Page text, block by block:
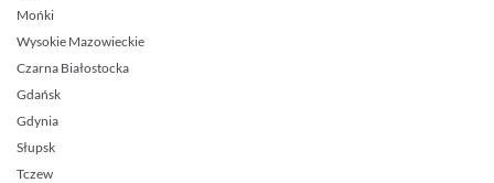
Mońki
Wysokie Mazowieckie
Czarna Białostocka
Gdańsk
Gdynia
Słupsk
Tczew